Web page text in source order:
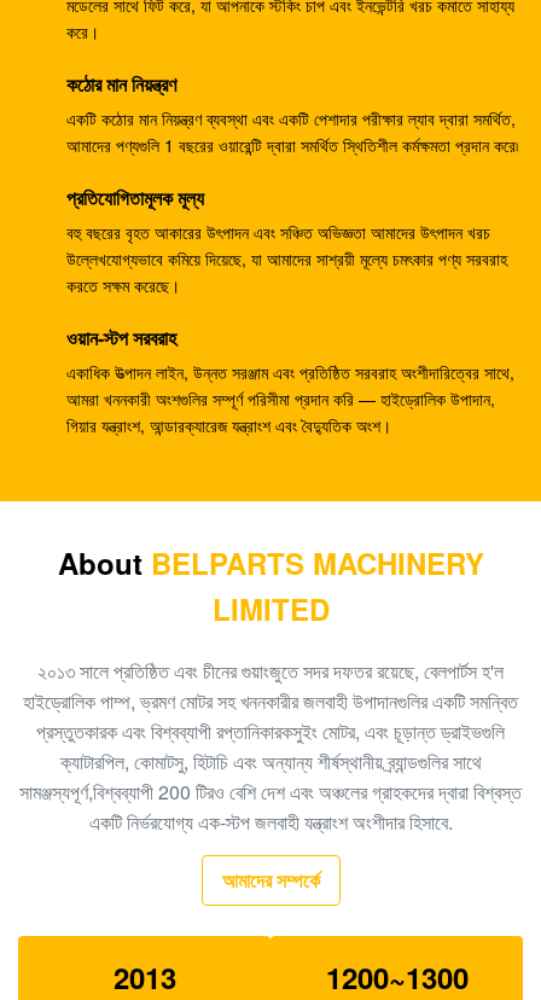
HPV55 এক্সক্যাভারের যন্ত্রাংশ PC120-3 PC120-5 গিয়ার পাম্প
পাইলট পাম্প 708-23-04014 কমাতসুর জন্য
ZX330-3 ZX330-5G ZX450 খনন নিয়ন্ত্রণ নিয়ন্ত্রণ ভালভ
4625137 YA00000734
5500
জেডএক্স 300 এর জন্য এইচপিভি 145 জি প্রেসার পাম্প নিয়ন্ত্রক
9195243
বেলপার্টস জেডএক্স 200 এইচপিভি0102 হাইড্রোলিক পাম্প নিয়ন্ত্রক
9181608
খননকারী E304CR সুইং মোটর অ্যাসি E304 হাইড্রোলিক সুইং হ্রাস
হ্রাস অ্যাসি
550 কেজি ইসি 460 হাইড্রোলিক কন্ট্রোল ভালভ অ্যাসেম্বলি
9122781
হিটাচি খননকারী EX200 HPV116 রেগুলেটর স্পেয়ার পার্টস
19070528
K3V63DT হাইড্রোলিক পাম্প নিয়ন্ত্রক, E312 খননকারী জলবাহী পাম্প
খননকারী R360 K3V180DT জলবাহী পাম্প যন্ত্রাংশ এক্সজেবিএন
E320C এক্সকাভেটরের জন্য SBS120 হাইড্রোলিক পাম্প অ্যাসে
করে।
কঠোর মান নিয়ন্ত্রণ
একটি কঠোর মান নিয়ন্ত্রণ ব্যবস্থা এবং একটি পেশাদার পরীক্ষার ল্যাব দ্বারা সমর্থিত,
আমাদের পণ্যগুলি 1 বছরের ওয়ারেন্টি দ্বারা সমর্থিত স্থিতিশীল কর্মক্ষমতা প্রদান করে৷
প্রতিযোগিতামূলক মূল্য
বহু বছরের বৃহত আকারের উৎপাদন এবং সঞ্চিত অভিজ্ঞতা আমাদের উৎপাদন খরচ
উল্লেখযোগ্যভাবে কমিয়ে দিয়েছে, যা আমাদের সাশ্রয়ী মূল্যে চমৎকার পণ্য সরবরাহ
করতে সক্ষম করেছে।
ওয়ান-স্টপ সরবরাহ
একাধিক উত্পাদন লাইন, উন্নত সরঞ্জাম এবং প্রতিষ্ঠিত সরবরাহ অংশীদারিত্বের সাথে,
আমরা খননকারী অংশগুলির সম্পূর্ণ পরিসীমা প্রদান করি — হাইড্রোলিক উপাদান,
গিয়ার যন্ত্রাংশ, আন্ডারক্যারেজ যন্ত্রাংশ এবং বৈদ্যুতিক অংশ।
About BELPARTS MACHINERY
LIMITED
২০১৩ সালে প্রতিষ্ঠিত এবং চীনের গুয়াংজুতে সদর দফতর রয়েছে, বেলপার্টস হ'ল
হাইড্রোলিক পাম্প, ভ্রমণ মোটর সহ খননকারীর জলবাহী উপাদানগুলির একটি সমন্বিত
প্রস্তুতকারক এবং বিশ্বব্যাপী রপ্তানিকারকসুইং মোটর, এবং চূড়ান্ত ড্রাইভগুলি
ক্যাটারপিল, কোমাটসু, হিটাচি এবং অন্যান্য শীর্ষস্থানীয় ব্র্যান্ডগুলির সাথে
সামঞ্জস্যপূর্ণ,বিশ্বব্যাপী 200 টিরও বেশি দেশ এবং অঞ্চলের গ্রাহকদের দ্বারা বিশ্বস্ত
একটি নির্ভরযোগ্য এক-স্টপ জলবাহী যন্ত্রাংশ অংশীদার হিসাবে.
আমাদের সম্পর্কে
2013 1200~1300